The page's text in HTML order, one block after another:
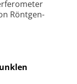
Rönt­gen­